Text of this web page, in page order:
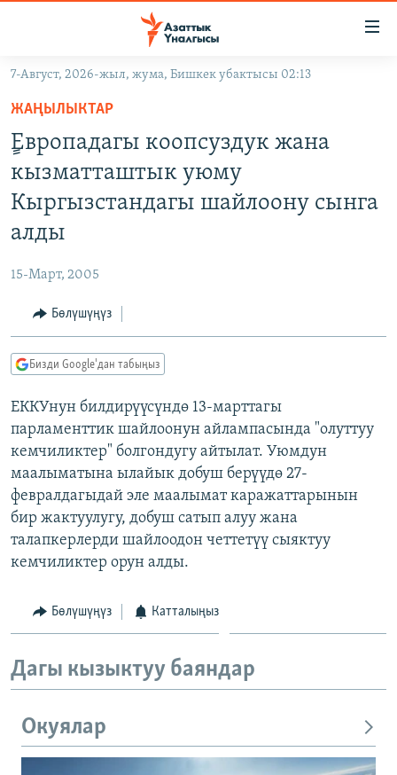
Навигацияга
өтүңүз
Издөөгө
салыңызКЫРГЫЗСТАН
ДҮЙНӨ
УКРАИНА
БҮГҮН АЗАТТЫКТА
ЭКСПЕРТТЕР ТАЛДАЙТ
БИЗ ЖАНА ДҮЙНӨ
ЭЖЕ-СИҢДИЛЕР
АЗАТТЫК+
ЫҢГАЙСЫЗ СУРООЛОР
ПОДКАСТ
ӨЗГӨЧӨ ПИКИР
Русский
ОНЛАЙН ШЕРИНЕ
ЭЕ/АРнун бардык сайттары
7-Август, 2026-жыл, жума, Бишкек убактысы 02:13
ЖАҢЫЛЫКТАР
ٍЕвропадагы коопсуздук жана
кызматташтык уюму
Кыргызстандагы шайлоону сынга
алды
15-Март, 2005
Бөлүшүңүз
Бизди Google'дан табыңыз
ЕККУнун билдирүүсүндө 13-марттагы
парламенттик шайлоонун айлампасында "олуттуу
кемчиликтер" болгондугу айтылат. Уюмдун
маалыматына ылайык добуш берүүдө 27-
февралдагыдай эле маалымат каражаттарынын
бир жактуулугу, добуш сатып алуу жана
талапкерлерди шайлоодон четтетүү сыяктуу
кемчиликтер орун алды.
Бөлүшүңүз Катталыңыз
Дагы кызыктуу баяндар
Окуялар